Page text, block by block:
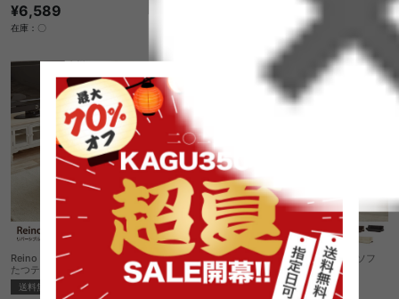
¥6,589
在庫：〇 ¥41,522
Reino リバーシブル仕様 幅105cm楕円こ
たつテーブル 単品
送料無料
低反発リクライニング2人掛けローソフ
ァ VANETTE
送料無料 完成品